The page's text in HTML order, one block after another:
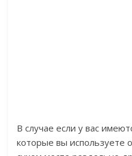
В случае если у вас
которые вы используете